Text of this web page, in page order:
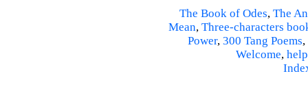
The Book of Odes, The
Mean, Three-characters
Power, 300 Tang Poems,
Welcome, help